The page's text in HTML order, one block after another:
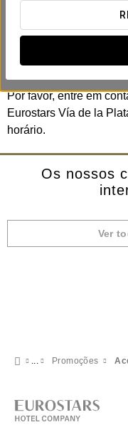
máximo proveito da
Circuito de 60 min -
Circuito de 90 min -
Por favor, entre em
Eurostars Vía de la
horário.
Os nossos
Ver
Promoções